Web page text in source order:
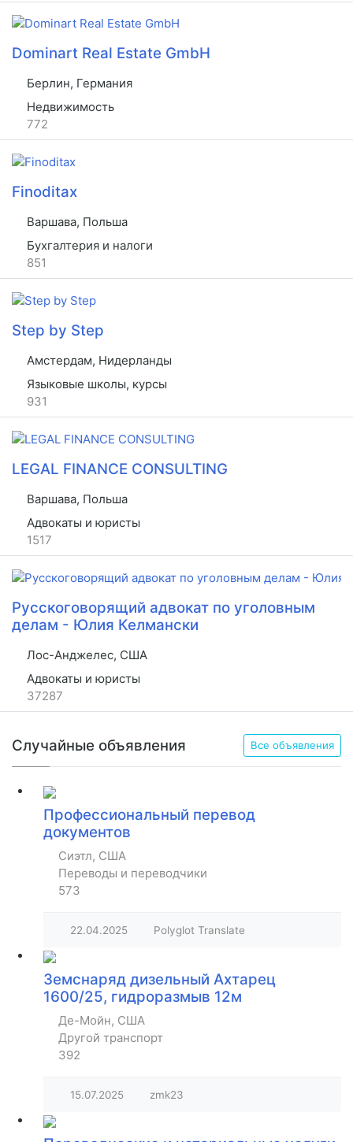
Dominart Real Estate GmbH
Берлин, Германия
Недвижимость
772
Finoditax
Варшава, Польша
Бухгалтерия и налоги
851
Step by Step
Амстердам, Нидерланды
Языковые школы, курсы
931
LEGAL FINANCE CONSULTING
Варшава, Польша
Адвокаты и юристы
1517
Русскоговорящий адвокат по уголовным
делам - Юлия Келмански
Лос-Анджелес, США
Адвокаты и юристы
37287
Случайные объявления Все объявления
Профессиональный перевод
документов
Сиэтл, США
Переводы и переводчики
573
22.04.2025 Polyglot Translate
Земснаряд дизельный Ахтарец
1600/25, гидроразмыв 12м
Де-Мойн, США
Другой транспорт
392
15.07.2025 zmk23